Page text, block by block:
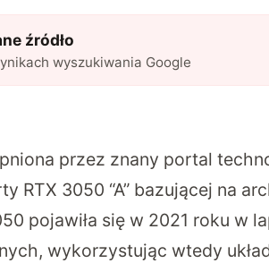
źródło
wyszukiwania Google
przez znany portal
RTX 3050 “A” bazującej na
pojawiła się w 2021 roku w
wykorzystując wtedy